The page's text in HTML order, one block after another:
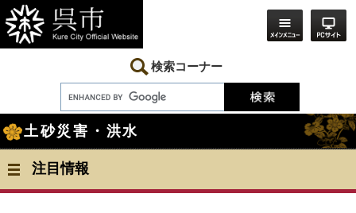
ー
ジ
の
ニ
ュ
ー
て
本
文
へ
検索コーナー
文
土砂災害・洪水
注目情報